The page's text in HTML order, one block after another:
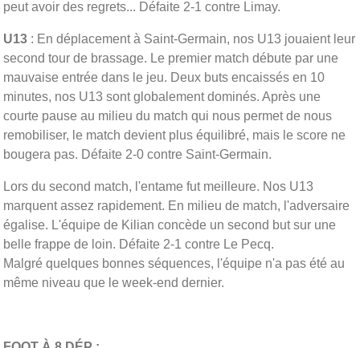
peut avoir des regrets... Défaite 2-1 contre Limay.
U13 : En déplacement à Saint-Germain, nos U13 jouaient leur
second tour de brassage. Le premier match débute par une
mauvaise entrée dans le jeu. Deux buts encaissés en 10
minutes, nos U13 sont globalement dominés. Après une
courte pause au milieu du match qui nous permet de nous
remobiliser, le match devient plus équilibré, mais le score ne
bougera pas. Défaite 2-0 contre Saint-Germain.
Lors du second match, l'entame fut meilleure. Nos U13
marquent assez rapidement. En milieu de match, l'adversaire
égalise. L'équipe de Kilian concède un second but sur une
belle frappe de loin. Défaite 2-1 contre Le Pecq.
Malgré quelques bonnes séquences, l'équipe n'a pas été au
même niveau que le week-end dernier.